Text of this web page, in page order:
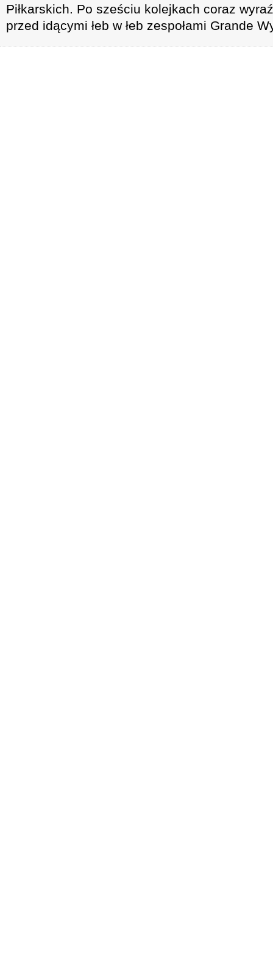
Piłkarskich. Po sześciu kolejkach coraz
przed idącymi łeb w łeb zespołami Grande